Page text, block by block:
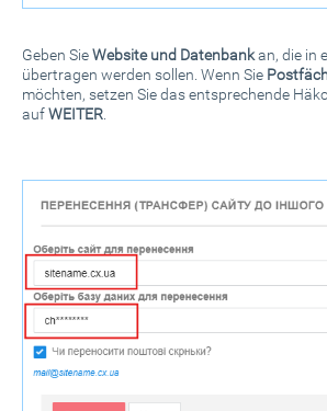
Geben SieWebsite und Datenbankan, die in
übertragen werden sollen. Wenn Sie
möchten, setzen Sie das entsprechende
aufWEITER